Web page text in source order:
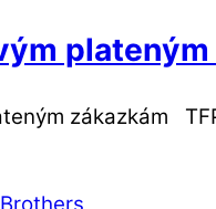
zákazkám